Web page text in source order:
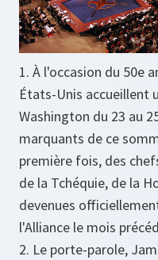
1. À l'occasion du 50e
États-Unis accueillent
Washington du 23 au
marquants de ce
première fois, des
de la Tchéquie, de la
devenues
l'Alliance le mois
2. Le porte-parole,